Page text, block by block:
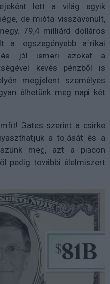
lett a világ egyik
de mióta visszavonult,
79,4 milliárd dolláros
a legszegényebb afrikai
és jól ismeri azokat a
kevés pénzből is
megjelent személyes
élhetünk meg napi két
Gates szerint a csirke
a tojását és a
meg, azt a piacon
pedig további élelmiszert